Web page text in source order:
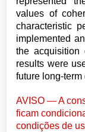
values of
characteristic
implemented
the acquisition
results were
future long-
AVISO — A
ficam
condições de